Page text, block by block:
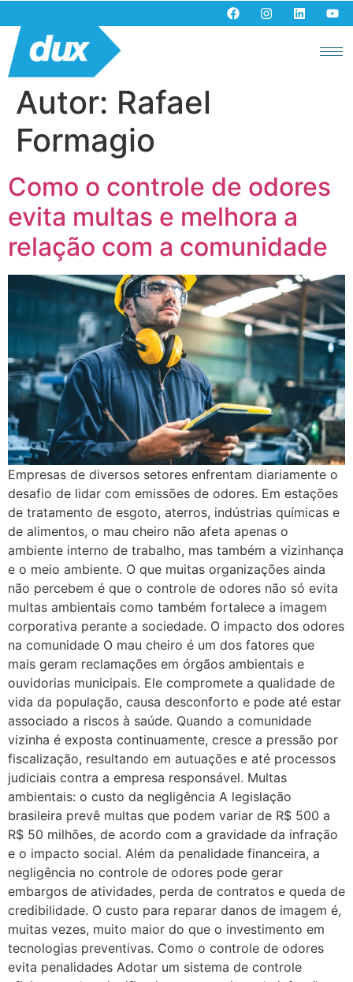
Autor: Rafael
Formagio
Como o controle de odores
evita multas e melhora a
relação com a comunidade
Empresas de diversos setores enfrentam diariamente o
desafio de lidar com emissões de odores. Em estações
de tratamento de esgoto, aterros, indústrias químicas e
de alimentos, o mau cheiro não afeta apenas o
ambiente interno de trabalho, mas também a vizinhança
e o meio ambiente. O que muitas organizações ainda
não percebem é que o controle de odores não só evita
multas ambientais como também fortalece a imagem
corporativa perante a sociedade. O impacto dos odores
na comunidade O mau cheiro é um dos fatores que
mais geram reclamações em órgãos ambientais e
ouvidorias municipais. Ele compromete a qualidade de
vida da população, causa desconforto e pode até estar
associado a riscos à saúde. Quando a comunidade
vizinha é exposta continuamente, cresce a pressão por
fiscalização, resultando em autuações e até processos
judiciais contra a empresa responsável. Multas
ambientais: o custo da negligência A legislação
brasileira prevê multas que podem variar de R$ 500 a
R$ 50 milhões, de acordo com a gravidade da infração
e o impacto social. Além da penalidade financeira, a
negligência no controle de odores pode gerar
embargos de atividades, perda de contratos e queda de
credibilidade. O custo para reparar danos de imagem é,
muitas vezes, muito maior do que o investimento em
tecnologias preventivas. Como o controle de odores
evita penalidades Adotar um sistema de controle